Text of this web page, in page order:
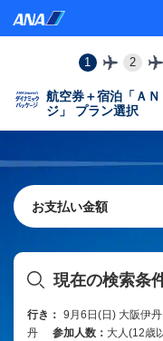
1 2
航空券＋宿泊「Ａ
ジ」 プラン選択
お支払い金額
現在の検索条
行き： 9月6日(日) 大阪伊
丹
参加人数： 大人(12歳